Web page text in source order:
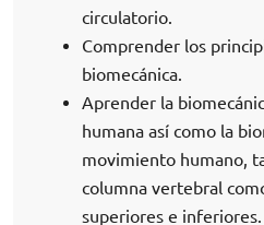
circulatorio.
Comprender los
biomecánica.
Aprender la
humana así como la
movimiento humano,
columna vertebral
superiores e inferiores.